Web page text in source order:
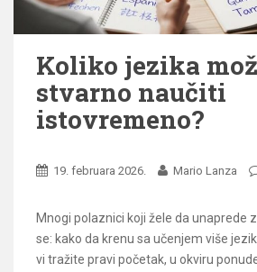
Koliko jezika
stvarno naučiti
istovremeno?
19. februara 2026. Mario Lanza
Mnogi polaznici koji žele da unaprede
se: kako da krenu sa učenjem više
vi tražite pravi početak, u okviru